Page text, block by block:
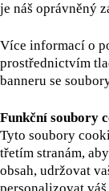
je náš oprávněný
Více informací o
prostřednictvím
banneru se
Funkční soubory
Tyto soubory
třetím stranám,
obsah, udržovat